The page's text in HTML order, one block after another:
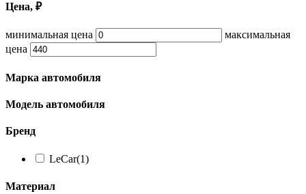
Цена, ₽
минимальная цена
максимальная
цена
Марка автомобиля
Модель автомобиля
Бренд
LeCar(1)
Материал